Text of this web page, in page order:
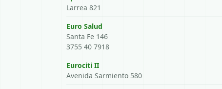
Larrea 821
Euro Salud
Santa Fe 146
3755 40 7918
Eurociti II
Avenida Sarmiento 580